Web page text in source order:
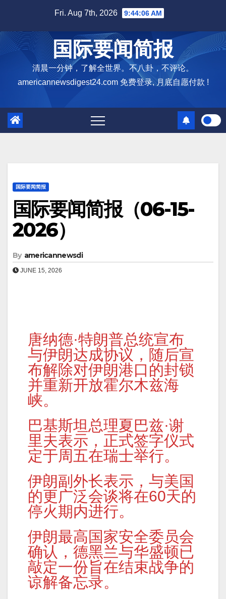
content
Fri. Aug 7th, 2026 9:44:07 AM
国际要闻简报
清晨一分钟，了解全世界。不八卦，不评论。
americannewsdigest24.com 免费登录, 月底自愿付款 !
国际要闻简报
国际要闻简报（06-15-
2026）
By americannewsdi
JUNE 15, 2026
唐纳德·特朗普总统宣布
与伊朗达成协议，随后宣
布解除对伊朗港口的封锁
并重新开放霍尔木兹海
峡。
巴基斯坦总理夏巴兹·谢
里夫表示，正式签字仪式
定于周五在瑞士举行。
伊朗副外长表示，与美国
的更广泛会谈将在60天的
停火期内进行。
伊朗最高国家安全委员会
确认，德黑兰与华盛顿已
敲定一份旨在结束战争的
谅解备忘录。